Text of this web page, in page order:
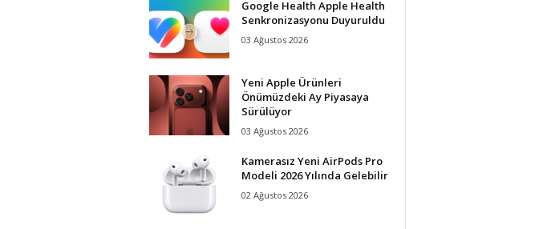
Google Health Apple Health
Senkronizasyonu Duyuruldu
03 Ağustos 2026
Yeni Apple Ürünleri
Önümüzdeki Ay Piyasaya
Sürülüyor
03 Ağustos 2026
Kamerasız Yeni AirPods Pro
Modeli 2026 Yılında Gelebilir
02 Ağustos 2026